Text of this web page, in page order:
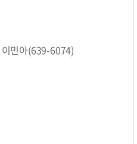
이민아(639-6074)